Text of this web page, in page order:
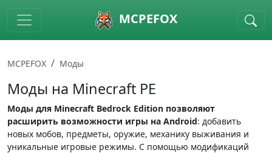
Skip to main content MCPEFOX
MCPEFOX Моды
Моды на Minecraft PE
Моды для Minecraft Bedrock Edition позволяют
расширить возможности игры на Android: добавить
новых мобов, предметы, оружие, механику выживания и
уникальные игровые режимы. С помощью модификаций